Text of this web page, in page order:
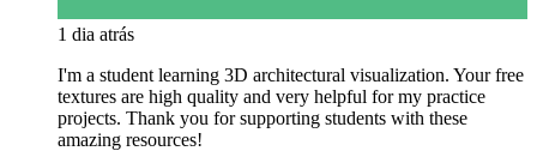
1 dia atrás
I'm a student learning 3D architectural visualization. Your free
textures are high quality and very helpful for my practice
projects. Thank you for supporting students with these
amazing resources!